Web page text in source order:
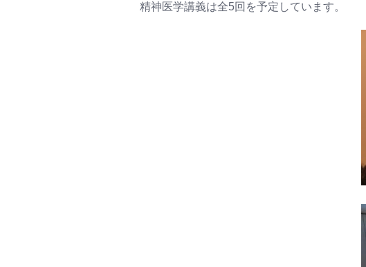
精神医学講義は全5回を予定しています。